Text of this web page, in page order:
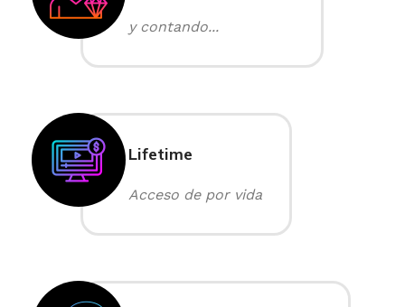
y contando...
Lifetime
Acceso de por vida